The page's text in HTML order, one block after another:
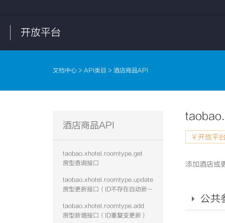
开放平台
文档中心 > API类目 > 酒店商品API
酒店商品API
taobao.xhotel.roomtype.get
房型查询接口
taobao.xhotel.roomtype.update
房型更新接口（ID不存在自动新增）
taobao.xhotel.roomtype.add
房型新增接口（ID重复变更新）
￥开放平
添加酒店或
公共